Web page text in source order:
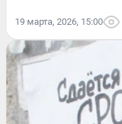
19 марта, 2026, 15:00